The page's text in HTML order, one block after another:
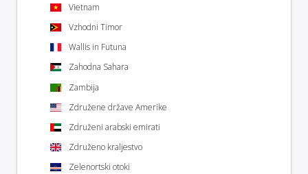
Vietnam
Vzhodni Timor
Wallis in Futuna
Zahodna Sahara
Zambija
Združene države Amerike
Združeni arabski emirati
Združeno kraljestvo
Zelenortski otoki